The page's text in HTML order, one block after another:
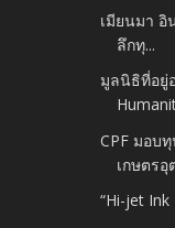
เมียนมา อิ
ลึกทุ...
มูลนิธิที่อยู่
CPF มอบ
เกษตรอุ
“Hi-jet